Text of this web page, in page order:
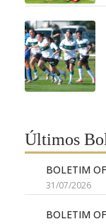
Últimos
BOLETIM
31/07/2026
BOLETIM